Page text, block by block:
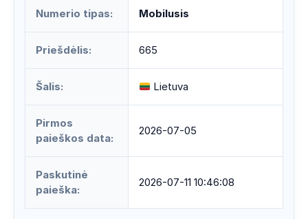
Numerio tipas: Mobilusis
Priešdėlis: 665
Šalis: Lietuva
Pirmos
paieškos data:
2026-07-05
Paskutinė
paieška:
2026-07-11 10:46:08